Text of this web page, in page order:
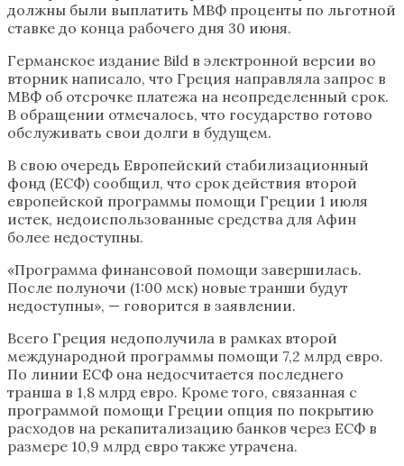
должны были выплатить МВФ проценты по льготной
ставке до конца рабочего дня 30 июня.
Германское издание Bild в электронной версии во
вторник написало, что Греция направляла запрос в
МВФ об отсрочке платежа на неопределенный срок.
В обращении отмечалось, что государство готово
обслуживать свои долги в будущем.
В свою очередь Европейский стабилизационный
фонд (ЕСФ) сообщил, что срок действия второй
европейской программы помощи Греции 1 июля
истек, недоиспользованные средства для Афин
более недоступны.
«Программа финансовой помощи завершилась.
После полуночи (1:00 мск) новые транши будут
недоступны», — говорится в заявлении.
Всего Греция недополучила в рамках второй
международной программы помощи 7,2 млрд евро.
По линии ЕСФ она недосчитается последнего
транша в 1,8 млрд евро. Кроме того, связанная с
программой помощи Греции опция по покрытию
расходов на рекапитализацию банков через ЕСФ в
размере 10,9 млрд евро также утрачена.